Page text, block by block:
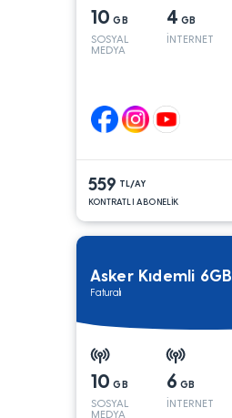
10 GB
SOSYAL
MEDYA
4 GB
İNTERNET
559 TL/AY
KONTRATLI ABONELİK
Asker Kıdemli 6GB
Faturalı
10 GB
SOSYAL
MEDYA
6 GB
İNTERNET